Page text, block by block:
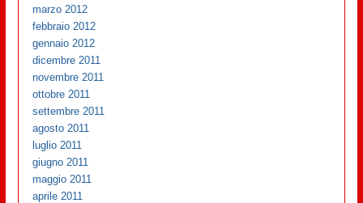
marzo 2012
febbraio 2012
gennaio 2012
dicembre 2011
novembre 2011
ottobre 2011
settembre 2011
agosto 2011
luglio 2011
giugno 2011
maggio 2011
aprile 2011